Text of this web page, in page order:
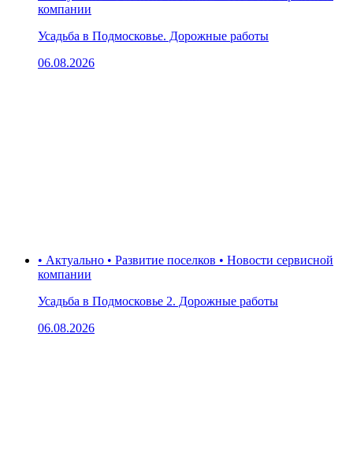
компании
Усадьба в Подмосковье. Дорожные работы
06.08.2026
• Актуально • Развитие поселков • Новости сервисной
компании
Усадьба в Подмосковье 2. Дорожные работы
06.08.2026